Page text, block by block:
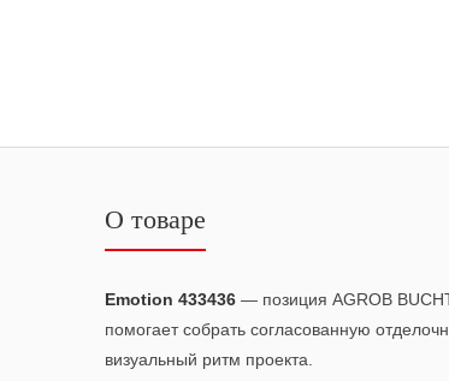
О товаре
Emotion 433436 — позиция AGROB
помогает собрать согласованную
визуальный ритм проекта.